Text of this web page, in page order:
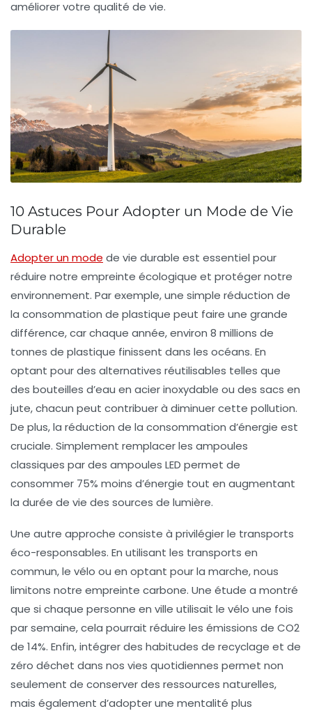
améliorer votre qualité de vie.
10 Astuces Pour Adopter un Mode de Vie
Durable
Adopter un mode de vie durable est essentiel pour
réduire notre empreinte écologique et protéger notre
environnement. Par exemple, une simple réduction de
la consommation de plastique peut faire une grande
différence, car chaque année, environ 8 millions de
tonnes de plastique finissent dans les océans. En
optant pour des alternatives réutilisables telles que
des bouteilles d’eau en acier inoxydable ou des sacs en
jute, chacun peut contribuer à diminuer cette pollution.
De plus, la réduction de la consommation d’énergie est
cruciale. Simplement remplacer les ampoules
classiques par des ampoules LED permet de
consommer 75% moins d’énergie tout en augmentant
la durée de vie des sources de lumière.
Une autre approche consiste à privilégier le transports
éco-responsables. En utilisant les transports en
commun, le vélo ou en optant pour la marche, nous
limitons notre empreinte carbone. Une étude a montré
que si chaque personne en ville utilisait le vélo une fois
par semaine, cela pourrait réduire les émissions de CO2
de 14%. Enfin, intégrer des habitudes de recyclage et de
zéro déchet dans nos vies quotidiennes permet non
seulement de conserver des ressources naturelles,
mais également d’adopter une mentalité plus